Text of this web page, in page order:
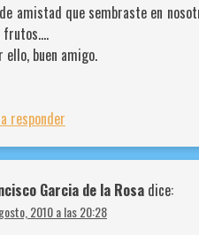
amistad que sembraste en
frutos….
ello, buen amigo.
responder
Garcia de la Rosa dice:
2010 a las 20:28